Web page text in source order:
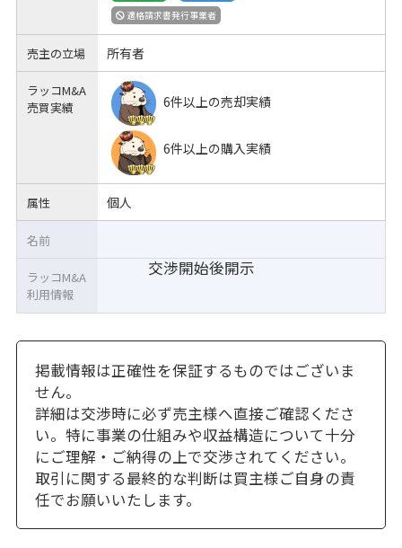
適格請求書発行事業者
売主の立場 所有者
ラッコM&A
売買実績
6件以上の売却実績
6件以上の購入実績
属性 個人
交渉開始後開示
名前
ラッコM&A
利用情報
掲載情報は正確性を保証するものではございま
せん。
詳細は交渉時に必ず売主様へ直接ご確認くださ
い。特に事業の仕組みや収益構造について十分
にご理解・ご納得の上で交渉されてください。
取引に関する最終的な判断は買主様ご自身の責
任でお願いいたします。